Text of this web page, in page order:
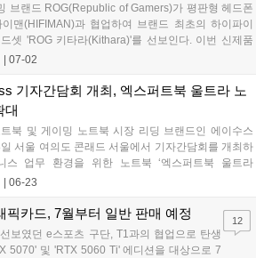
브랜드 ROG(Republic of Gamers)가 평판형 헤드폰
맨(HIFIMAN)과 협업하여 브랜드 최초의 하이파이
셋 'ROG 키타라(Kithara)'를 선보인다. 이번 신제품
이는 100mm 평판형 드라이버와 오픈형 구조를 채
한 것이 특징이다. 또한 광대역 주파수를 지원하는
교체형 플러그를 기본 제공해 PC 및 콘솔 등 여러 플
운드 플레이와 원활한 팀보이스 환경을 지원한다....
07-02
기자간담회 개최, 엑스퍼트북 울트라 노
대
북 및 게이밍 노트북 시장 리딩 브랜드인 에이수스
서울 여의도 콘래드 서울에서 기자간담회를 개최하
스 업무 환경을 위한 노트북 ‘엑스퍼트북 울트라
를 공개했다. 이번 신제품은 초경량 설계와 고해상도
환경을 개선한 것이 특징이다. 에이수스는 엑스퍼
롯한 신규 라인업을 공식 스토어 및 주요 오픈마켓을
적인 판매에 돌입한다고 밝혔다....
06-23
픽카드, 7월부터 일반 판매 예정
보였던 e스포츠 구단, T1과의 협업으로 탄생
5070' 및 'RTX 5060 Ti' 에디션을 대상으로 7
12